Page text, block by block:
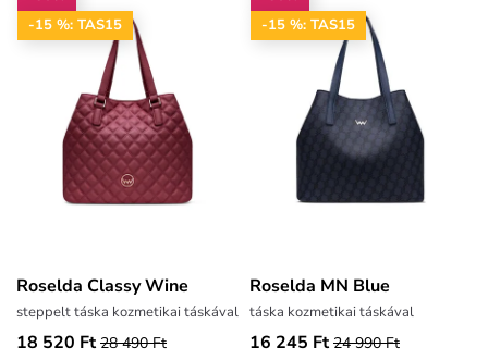
-15 %: TAS15
Roselda Classy Wine
steppelt táska kozmetikai táskával
18 520 Ft 28 490 Ft
-15 %: TAS15
Roselda MN Blue
táska kozmetikai táskával
16 245 Ft 24 990 Ft